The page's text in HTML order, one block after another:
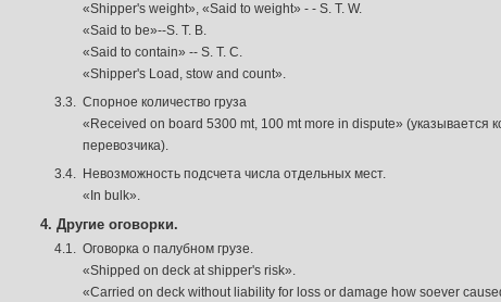
«Shipper's weight», «Said to weight» - - S. T. W.
«Said to be»--S. T. B.
«Said to contain» -- S. T. C.
«Shipper's Load, stow and count».
3.3. Спорное количество груза
«Received on board 5300 mt, 100 mt more in dispute» (указывается
перевозчика).
3.4. Невозможность подсчета числа отдельных мест.
«In bulk».
4. Другие оговорки.
4.1. Оговорка о палубном грузе.
«Shipped on deck at shipper's risk».
«Carried on deck without liability for loss or damage how soever